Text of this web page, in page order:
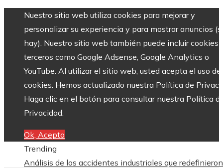
Nuestro sitio web utiliza cookies para mejorar y
personalizar su experiencia y para mostrar anuncios
hay). Nuestro sitio web también puede incluir cookies
terceros como Google Adsense, Google Analytics o
YouTube. Al utilizar el sitio web, usted acepta el uso de
cookies. Hemos actualizado nuestra Política de
Haga clic en el botón para consultar nuestra Política
Privacidad.
Ok, Acepto
Trending
Análisis de los accidentes industriales que